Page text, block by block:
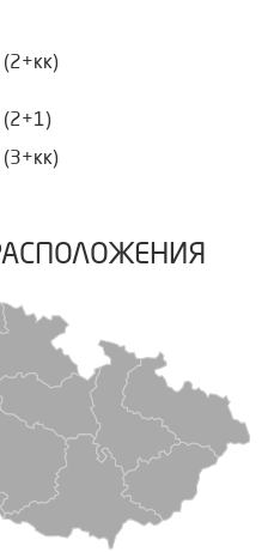
(2+1)